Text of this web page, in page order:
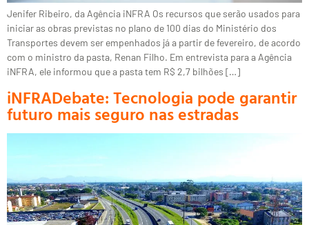
Jenifer Ribeiro, da Agência iNFRA Os recursos que serão usados para
iniciar as obras previstas no plano de 100 dias do Ministério dos
Transportes devem ser empenhados já a partir de fevereiro, de acordo
com o ministro da pasta, Renan Filho. Em entrevista para a Agência
iNFRA, ele informou que a pasta tem R$ 2,7 bilhões […]
iNFRADebate: Tecnologia pode garantir
futuro mais seguro nas estradas